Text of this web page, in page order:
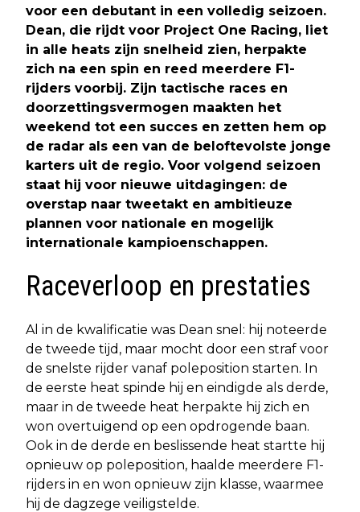
voor een debutant in een volledig seizoen.
Dean, die rijdt voor Project One Racing, liet
in alle heats zijn snelheid zien, herpakte
zich na een spin en reed meerdere F1-
rijders voorbij. Zijn tactische races en
doorzettingsvermogen maakten het
weekend tot een succes en zetten hem op
de radar als een van de beloftevolste jonge
karters uit de regio. Voor volgend seizoen
staat hij voor nieuwe uitdagingen: de
overstap naar tweetakt en ambitieuze
plannen voor nationale en mogelijk
internationale kampioenschappen.
Raceverloop en prestaties
Al in de kwalificatie was Dean snel: hij noteerde
de tweede tijd, maar mocht door een straf voor
de snelste rijder vanaf poleposition starten. In
de eerste heat spinde hij en eindigde als derde,
maar in de tweede heat herpakte hij zich en
won overtuigend op een opdrogende baan.
Ook in de derde en beslissende heat startte hij
opnieuw op poleposition, haalde meerdere F1-
rijders in en won opnieuw zijn klasse, waarmee
hij de dagzege veiligstelde.